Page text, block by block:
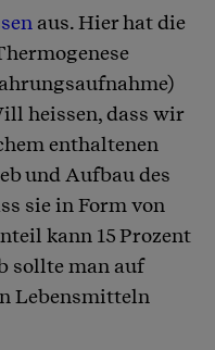
aus. Hier hat die
heissen, dass wir
enthaltenen
und Aufbau des
sie in Form von
kann 15 Prozent
sollte man auf
Lebensmitteln